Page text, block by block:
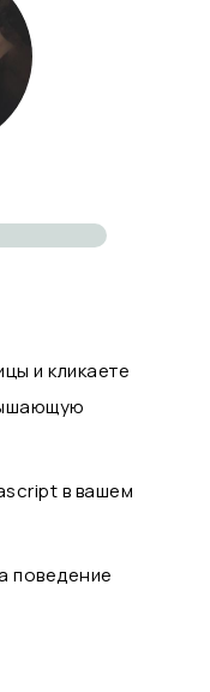
и кликаете
в вашем
поведение